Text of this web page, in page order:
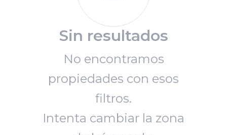
Sin resultados
No encontramos
propiedades con esos
filtros.
Intenta cambiar la zona